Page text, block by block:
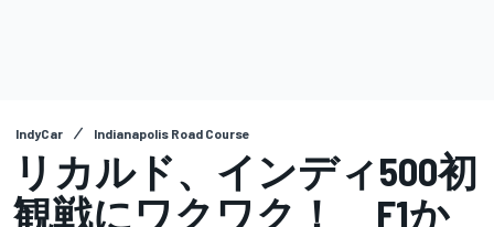
IndyCar Indianapolis Road Course
リカルド、インディ500初
観戦にワクワク！ F1か